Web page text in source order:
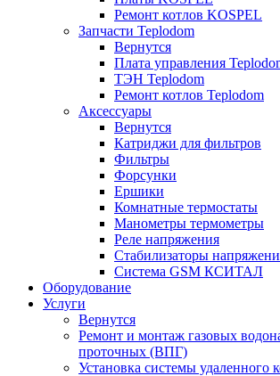
Ремонт котлов KOSPEL
Запчасти Teplodom
Вернутся
Плата управления
ТЭН Teplodom
Ремонт котлов Teplodom
Аксессуары
Вернутся
Катриджи для фильтров
Фильтры
Форсунки
Ершики
Комнатные термостаты
Манометры термометры
Реле напряжения
Стабилизаторы
Система GSM КСИТАЛ
Оборудование
Услуги
Вернутся
Ремонт и монтаж газовых
проточных (ВПГ)
Установка системы удаленного